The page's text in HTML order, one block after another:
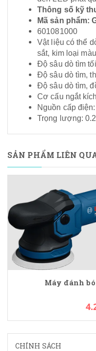
Thông số kỹ
Mã sản phẩm:
601081000
Vật liệu có thể
sắt, kim loại
Độ sâu dò tìm
Độ sâu dò tìm,
Độ sâu dò tìm,
Cơ cấu ngắt
Nguồn cấp
Trọng lượng:
SẢN PHẨM LIÊN
Máy đánh
CHÍNH SÁCH